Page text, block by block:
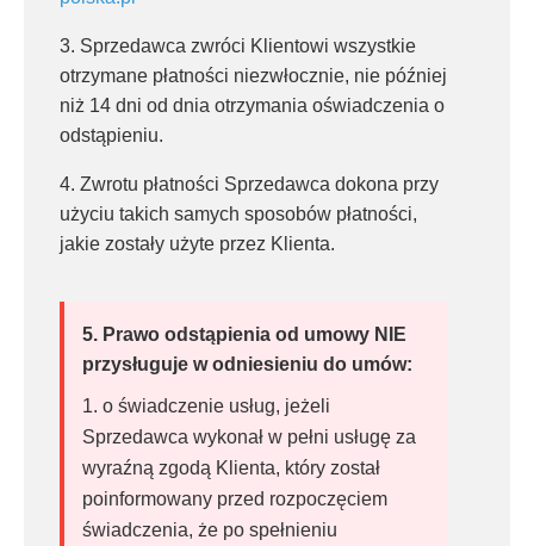
3. Sprzedawca zwróci Klientowi wszystkie
otrzymane płatności niezwłocznie, nie później
niż 14 dni od dnia otrzymania oświadczenia o
odstąpieniu.
4. Zwrotu płatności Sprzedawca dokona przy
użyciu takich samych sposobów płatności,
jakie zostały użyte przez Klienta.
5. Prawo odstąpienia od umowy NIE
przysługuje w odniesieniu do umów:
o świadczenie usług, jeżeli
Sprzedawca wykonał w pełni usługę za
wyraźną zgodą Klienta, który został
poinformowany przed rozpoczęciem
świadczenia, że po spełnieniu